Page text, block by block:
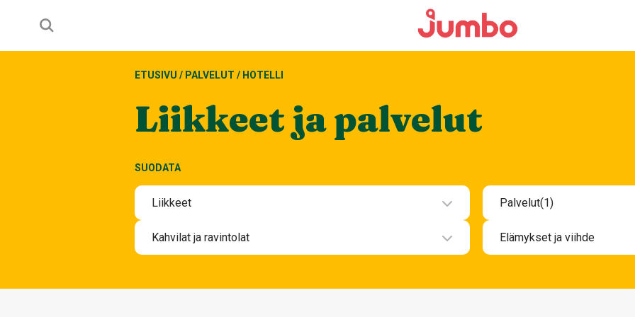
ETUSIVU / PALVELUT / HOTELLI
Liikkeet ja palvelut
SUODATA
Elämykset ja viihde
Kahvilat ja ravintolat
Kahvilat ja välipalabaarit
Liikkeet
Kauneus ja terveys
Palvelut(1)
Kauneus ja